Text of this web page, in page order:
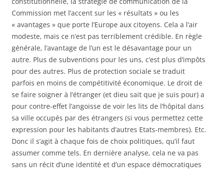
Commission met l’accent sur les « résultats » ou les
« avantages » que porte l’Europe aux citoyens. Cela a l’air
modeste, mais ce n’est pas terriblement crédible. En règle
générale, l’avantage de l’un est le désavantage pour un
autre. Plus de subventions pour les uns, c’est plus d’impôts
pour des autres. Plus de protection sociale se traduit
parfois en moins de compétitivité économique. Le droit de
se faire soigner à l’étranger (et dieu sait que je suis pour) a
pour contre-effet l’angoisse de voir les lits de l’hôpital dans
sa ville occupés par des étrangers (si vous permettez cette
expression pour les habitants d’autres Etats-membres). Etc.
Donc il s’agit à chaque fois de choix politiques, qu’il faut
assumer comme tels. En dernière analyse, cela ne va pas
sans un récit d’une identité et d’un espace démocratiques